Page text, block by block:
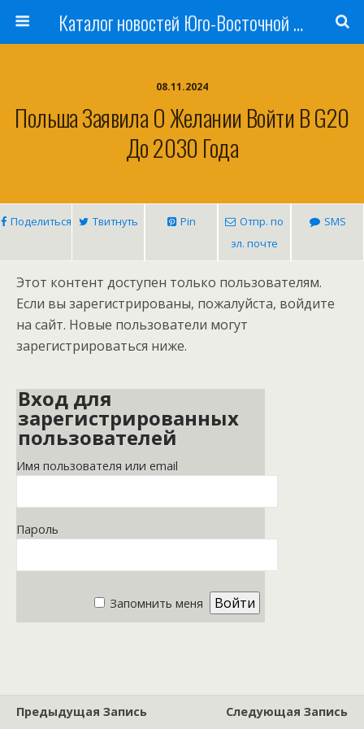
Каталог новостей Юго-Восточной Азии, Австралии и Океании
08.11.2024
Польша Заявила О Желании Войти В G20
До 2030 Года
Поделиться Твитнуть Pin
Отпр. по
эл. почте
SMS
Этот контент доступен только пользователям.
Если вы зарегистрированы, пожалуйста, войдите
на сайт. Новые пользователи могут
зарегистрироваться ниже.
Вход для
зарегистрированных
пользователей
Имя пользователя или email
Пароль
Запомнить меня
Предыдущая Запись
Следующая Запись